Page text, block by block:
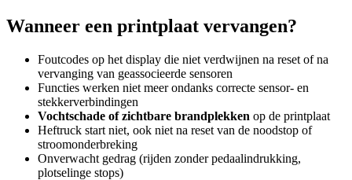
Wanneer een printplaat vervangen?
Foutcodes op het display die niet verdwijnen na reset of na
vervanging van geassocieerde sensoren
Functies werken niet meer ondanks correcte sensor- en
stekkerverbindingen
Vochtschade of zichtbare brandplekken op de printplaat
Heftruck start niet, ook niet na reset van de noodstop of
stroomonderbreking
Onverwacht gedrag (rijden zonder pedaalindrukking,
plotselinge stops)